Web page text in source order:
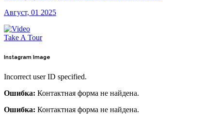
Август, 01 2025
Take A Tour
Instagram Image
Incorrect user ID specified.
Ошибка: Контактная форма не найдена.
Ошибка: Контактная форма не найдена.